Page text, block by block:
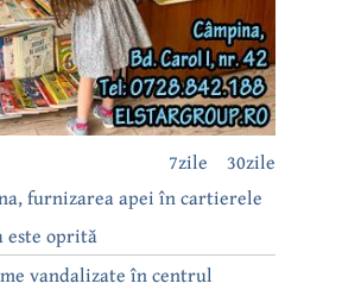
30zile
7zile
furnizarea apei în cartierele
este oprită
vandalizate în centrul